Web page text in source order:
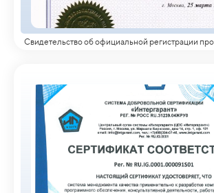
Свидетельство об официальной регистрации